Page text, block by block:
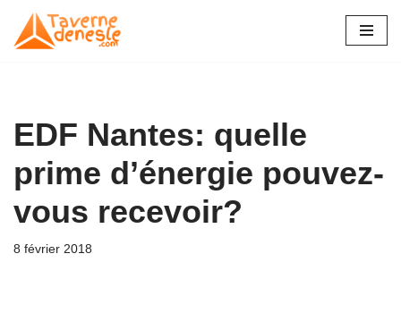
Aller
EDF Nantes: quelle
prime d’énergie pouvez-
vous recevoir?
8 février 2018